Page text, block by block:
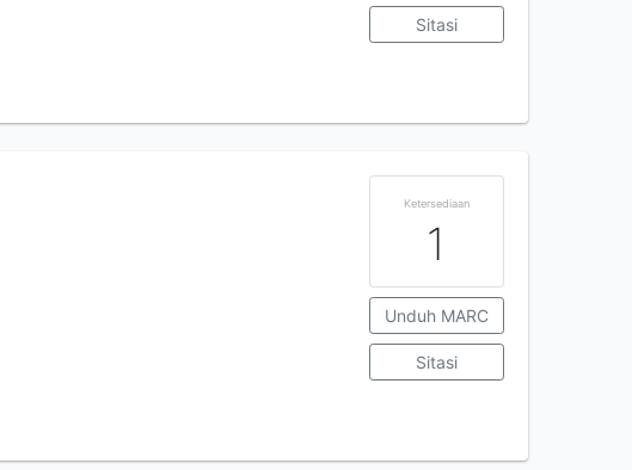
Sitasi
Ketersediaan
1
Unduh MARC
Sitasi